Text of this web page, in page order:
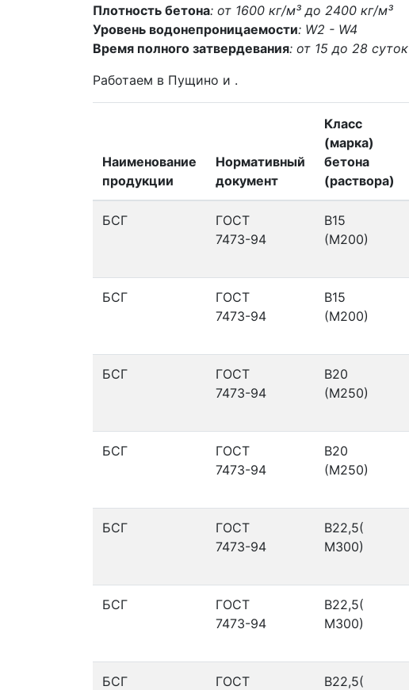
Плотность бетона: от 1600 кг/м³ до 2400 кг/м³
Уровень водонепроницаемости: W2 - W4
Время полного затвердевания: от 15 до 28 суток
Работаем в Пущино и .
Наименование
продукции
Нормативный
документ
Класс
(марка)
бетона
(раствора)
БСГ
ГОСТ
7473-94
В15
(М200)
БСГ
ГОСТ
7473-94
В15
(М200)
БСГ
ГОСТ
7473-94
В20
(М250)
БСГ
ГОСТ
7473-94
В20
(М250)
БСГ
ГОСТ
7473-94
В22,5(
М300)
БСГ
ГОСТ
7473-94
В22,5(
М300)
БСГ
ГОСТ
В22,5(